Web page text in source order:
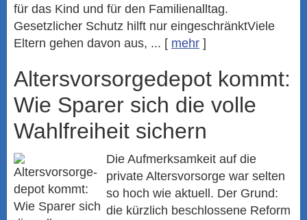
für das Kind und für den Familienalltag.
Gesetzlicher Schutz hilft nur eingeschränktViele
Eltern gehen davon aus, ... [ mehr ]
Alters­vorsorge­depot kommt:
Wie Sparer sich die volle
Wahlfreiheit sichern
Die Aufmerksamkeit auf die
private Alters­vorsorge war selten
so hoch wie aktuell. Der Grund:
die kürzlich beschlossene Reform